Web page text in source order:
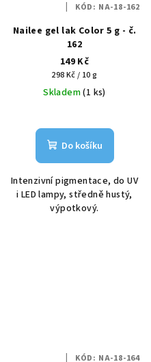
Nailee gel lak Color 5 g - č.
162
149 Kč
Měrná
cena:
298 Kč / 10 g
Skladem(1 ks)
Do košíku
Intenzivní pigmentace, do UV
i LED lampy, středně hustý,
výpotkový.
KÓD: NA-18-162
KÓD: NA-18-164